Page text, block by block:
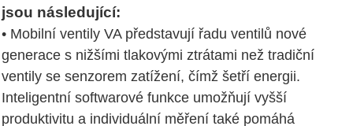
jsou následující:
• Mobilní ventily VA představují řadu ventilů nové
generace s nižšími tlakovými ztrátami než tradiční
ventily se senzorem zatížení, čímž šetří energii.
Inteligentní softwarové funkce umožňují vyšší
produktivitu a individuální měření také pomáhá